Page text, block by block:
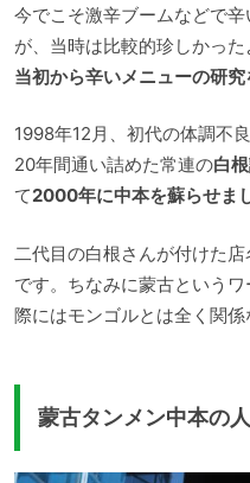
今でこそ激辛ブームなどで
が、当時は比較的珍しかっ
当初から辛いメニューの研究
1998年12月、初代の体調不
20年間通い詰めた常連の白
て2000年に中本を蘇らせま
二代目の白根さんが付けた
です。ちなみに蒙古という
際にはモンゴルとは全く関係
蒙古タンメン中本の